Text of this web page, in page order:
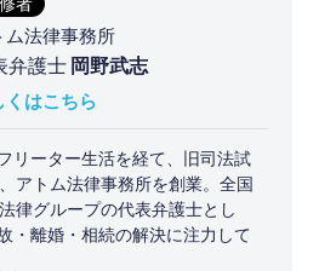
ム法律事務所
弁護士 岡野武志
くはこちら
リーター生活を経て、旧司法試
アトム法律事務所を創業。全国
律グループの代表弁護士とし
・離婚・相続の解決に注力して